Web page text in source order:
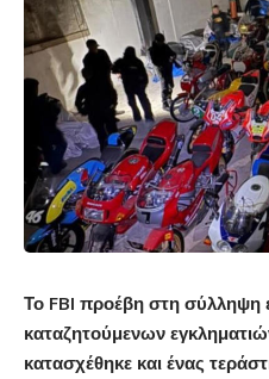
Το FBI προέβη στη σύλληψη
καταζητούμενων
κατασχέθηκε και ένας